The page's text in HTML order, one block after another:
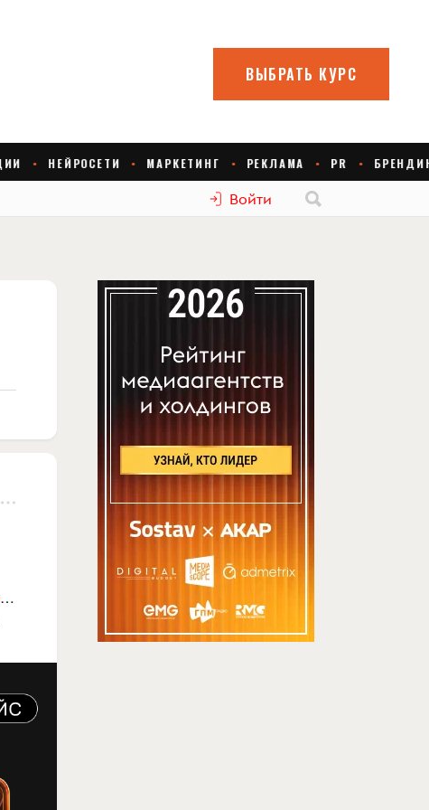
Войти
Digital (web-дизайн, интернет-реклама и продвижение, интернет-сообщества и блоги, интернет-коммуникации, мобильный маркетинг, реклама на цифровых экранах)